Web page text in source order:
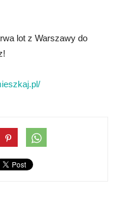
lot z Warszawy do